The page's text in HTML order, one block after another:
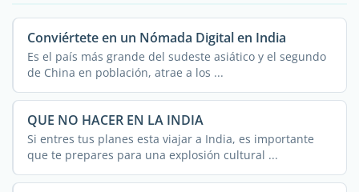
Conviértete en un Nómada Digital en India
Es el país más grande del sudeste asiático y el segundo
de China en población, atrae a los ...
QUE NO HACER EN LA INDIA
Si entres tus planes esta viajar a India, es importante
que te prepares para una explosión cultural ...